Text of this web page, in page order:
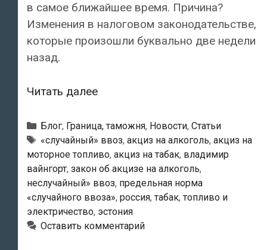
в самое ближайшее время. Причина?
Изменения в налоговом законодательстве,
которые произошли буквально две недели
назад.
Читать далееОб
в
налогообложении
алкоголя,
сигарет
и
моторного
топлива,
Рубрики
Блог, Граница, таможня, Новости, Статьи
Метки
«случайный» ввоз, акциз на алкоголь, акциз на
моторное топливо, акциз на табак, владимир
вайнгорт, закон об акцизе на алкоголь,
неслучайный» ввоз, предельная норма
«случайного ввоза», россия,табак,топливо и
электричество, эстония
Оставить комментарий